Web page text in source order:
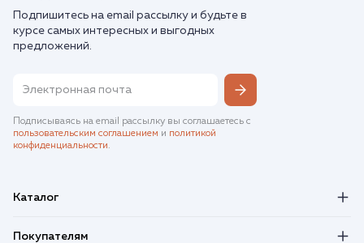
Подпишитесь на email рассылку и будьте в
курсе самых интересных и выгодных
предложений.
Подписываясь на email рассылку вы соглашаетесь с
пользовательским соглашением и политикой
конфиденциальности.
Каталог
Покупателям